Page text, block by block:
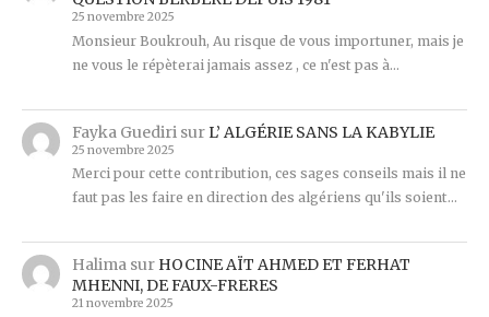
25 novembre 2025
Monsieur Boukrouh, Au risque de vous importuner, mais je
ne vous le répèterai jamais assez , ce n'est pas à…
Fayka Guedirisur L’ ALGÉRIE SANS LA KABYLIE
25 novembre 2025
Merci pour cette contribution, ces sages conseils mais il ne
faut pas les faire en direction des algériens qu'ils soient…
Halimasur HOCINE AÏT AHMED ET FERHAT
MHENNI, DE FAUX-FRERES
21 novembre 2025